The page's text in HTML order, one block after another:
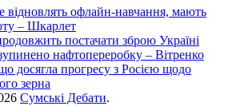
відновлять офлайн-навчання, мають
– Шкарлет
постачати зброю Україні
нафтопереробку – Вітренко
досягла прогресу з Росією щодо
зерна
Сумські Дебати.